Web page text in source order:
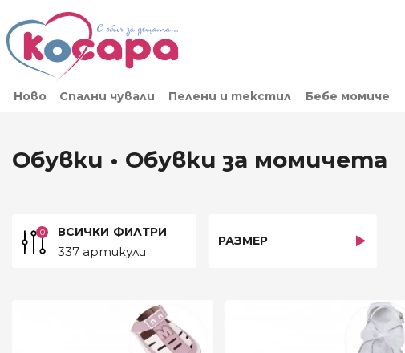
Ново Спални чували Пелени и текстил Бебе момиче
Обувки • Обувки за момичета
0 ВСИЧКИ ФИЛТРИ
337 артикули
РАЗМЕР